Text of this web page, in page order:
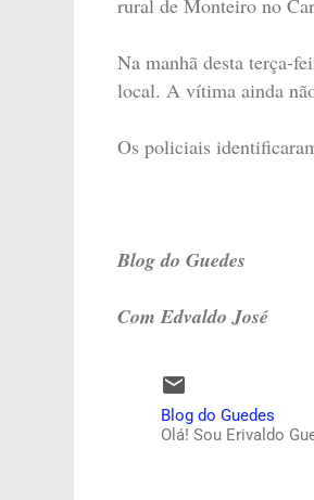
Na manhã desta terça-
local. A vítima ainda
Os policiais
Blog do Guedes
Com Edvaldo José
Blog do Guedes
Olá! Sou Erivaldo